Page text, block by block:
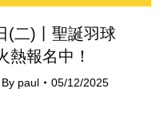
(二)丨聖誕羽球
熱報名中！
By paul 05/12/2025